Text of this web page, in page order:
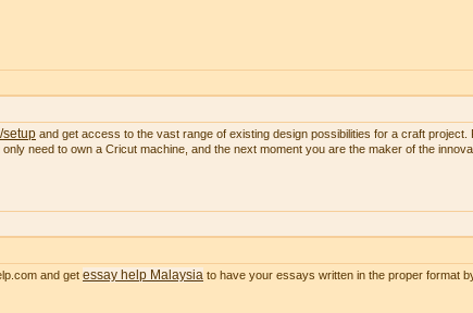
setup and get access to the vast range of existing design possibilities for a craft
need to own a Cricut machine, and the next moment you are the maker of the
and get essay help Malaysia to have your essays written in the proper format